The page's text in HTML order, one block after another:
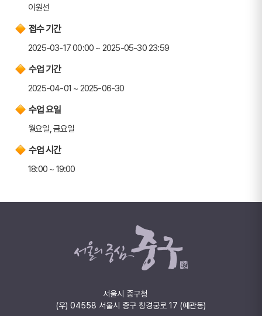
이원선
접수 기간
2025-03-17 00:00 ~ 2025-05-30 23:59
수업 기간
2025-04-01 ~ 2025-06-30
수업 요일
월요일, 금요일
수업 시간
18:00 ~ 19:00
서울시 중구청
(우) 04558 서울시 중구 창경궁로 17 (예관동)